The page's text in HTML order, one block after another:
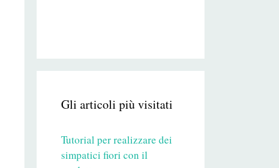
Gli articoli più visitati
Tutorial per realizzare dei
simpatici fiori con il